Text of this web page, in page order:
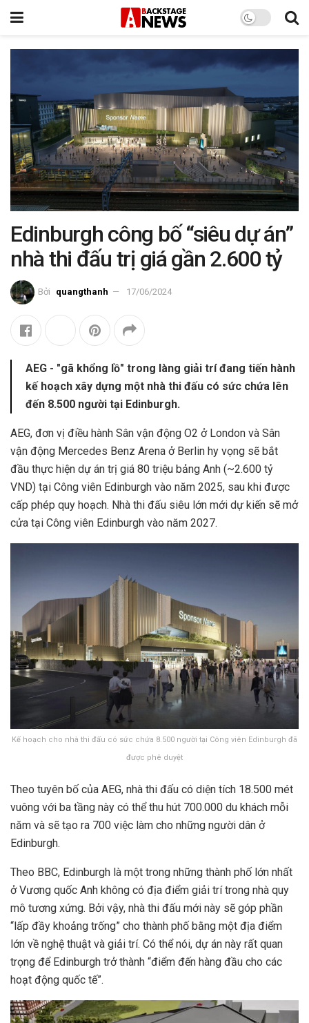
Edinburgh công bố “siêu dự án”
nhà thi đấu trị giá gần 2.600 tỷ
Bởi quangthanh 17/06/2024
AEG - "gã khổng lồ" trong làng giải trí đang tiến hành
kế hoạch xây dựng một nhà thi đấu có sức chứa lên
đến 8.500 người tại Edinburgh.
AEG, đơn vị điều hành Sân vận động O2 ở London và Sân
vận động Mercedes Benz Arena ở Berlin hy vọng sẽ bắt
đầu thực hiện dự án trị giá 80 triệu bảng Anh (~2.600 tỷ
VND) tại Công viên Edinburgh vào năm 2025, sau khi được
cấp phép quy hoạch. Nhà thi đấu siêu lớn mới dự kiến ​​​​sẽ mở
cửa tại Công viên Edinburgh vào năm 2027.
Kế hoạch cho nhà thi đấu có sức chứa 8.500 người tại Công viên Edinburgh đã
được phê duyệt
Theo tuyên bố của AEG, nhà thi đấu có diện tích 18.500 mét
vuông với ba tầng này có thể thu hút 700.000 du khách mỗi
năm và sẽ tạo ra 700 việc làm cho những người dân ở
Edinburgh.
Theo BBC, Edinburgh là một trong những thành phố lớn nhất
ở Vương quốc Anh không có địa điểm giải trí trong nhà quy
mô tương xứng. Bởi vậy, nhà thi đấu mới này sẽ góp phần
“lấp đầy khoảng trống” cho thành phố bằng một địa điểm
lớn về nghệ thuật và giải trí. Có thể nói, dự án này rất quan
trọng để Edinburgh trở thành “điểm đến hàng đầu cho các
hoạt động quốc tế”.